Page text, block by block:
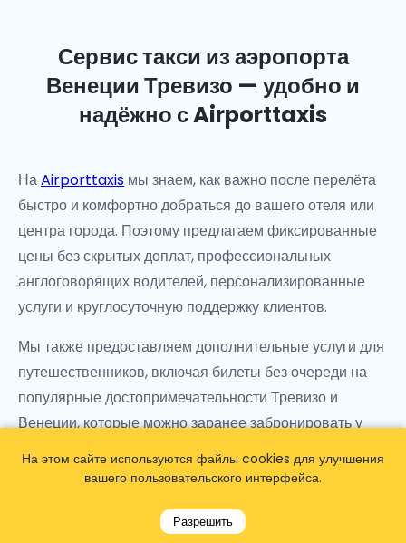
Сервис такси из аэропорта
Венеции Тревизо — удобно и
надёжно с Airporttaxis
НаAirporttaxis мы знаем, как важно после перелёта
быстро и комфортно добраться до вашего отеля или
центра города. Поэтому предлагаем фиксированные
цены без скрытых доплат, профессиональных
англоговорящих водителей, персонализированные
услуги и круглосуточную поддержку клиентов.
Мы также предоставляем дополнительные услуги для
путешественников, включая билеты без очереди на
популярные достопримечательности Тревизо и
Венеции, которые можно заранее забронировать у
нас, а ваш водитель доставит их по прибытии.
Начните своё пребывание в Италии с комфортного,
частного и оснащённого кондиционером трансфера.
На этом сайте используются файлы cookies для улучшения
вашего пользовательского интерфейса.
Разрешить